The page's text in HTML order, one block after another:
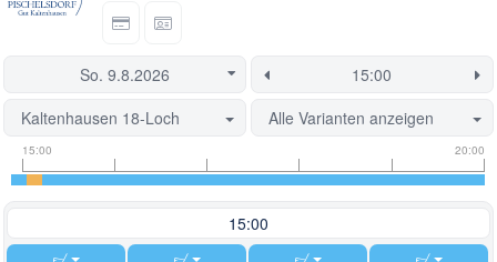
Kaltenhausen 18-Loch
Alle Varianten anzeigen
Informationen
zu
Flight
Informationen
Diese
Startzeit
gesperrt.
15:00 20:00
15:00